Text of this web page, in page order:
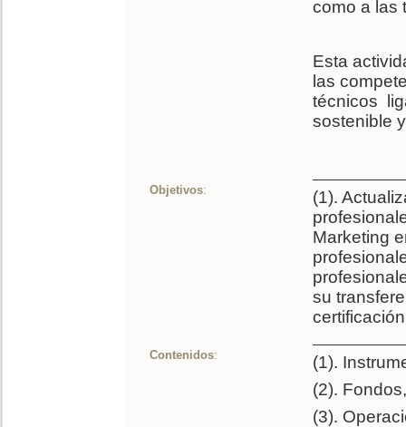
como a las
Esta
las
técnicos
sostenible
Objetivos:
(1).
Marketing
su
Contenidos:
(1).
(2).
(3).